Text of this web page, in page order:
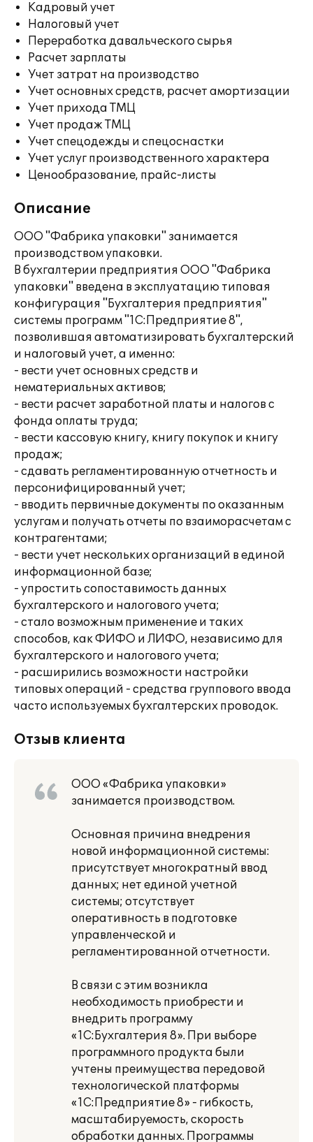
Кадровый учет
Налоговый учет
Переработка давальческого сырья
Расчет зарплаты
Учет затрат на производство
Учет основных средств, расчет амортизации
Учет прихода ТМЦ
Учет продаж ТМЦ
Учет спецодежды и спецоснастки
Учет услуг производственного характера
Ценообразование, прайс-листы
Описание
ООО "Фабрика упаковки" занимается
производством упаковки.
В бухгалтерии предприятия ООО "Фабрика
упаковки" введена в эксплуатацию типовая
конфигурация "Бухгалтерия предприятия"
системы программ "1С:Предприятие 8",
позволившая автоматизировать бухгалтерский
и налоговый учет, а именно:
- вести учет основных средств и
нематериальных активов;
- вести расчет заработной платы и налогов с
фонда оплаты труда;
- вести кассовую книгу, книгу покупок и книгу
продаж;
- сдавать регламентированную отчетность и
персонифицированный учет;
- вводить первичные документы по оказанным
услугам и получать отчеты по взаиморасчетам с
контрагентами;
- вести учет нескольких организаций в единой
информационной базе;
- упростить сопоставимость данных
бухгалтерского и налогового учета;
- стало возможным применение и таких
способов, как ФИФО и ЛИФО, независимо для
бухгалтерского и налогового учета;
- расширились возможности настройки
типовых операций - средства группового ввода
часто используемых бухгалтерских проводок.
Отзыв клиента
ООО «Фабрика упаковки»
занимается производством.
Основная причина внедрения
новой информационной системы:
присутствует многократный ввод
данных; нет единой учетной
системы; отсутствует
оперативность в подготовке
управленческой и
регламентированной отчетности.
В связи с этим возникла
необходимость приобрести и
внедрить программу
«1С:Бухгалтерия 8». При выборе
программного продукта были
учтены преимущества передовой
технологической платформы
«1С:Предприятие 8» - гибкость,
масштабируемость, скорость
обработки данных. Программы